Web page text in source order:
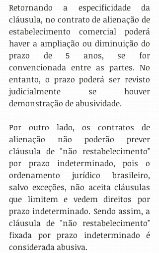
Retornando a especificidade da
cláusula, no contrato de alienação de
estabelecimento comercial poderá
haver a ampliação ou diminuição do
prazo de 5 anos, se for
convencionada entre as partes. No
entanto, o prazo poderá ser revisto
judicialmente se houver
demonstração de abusividade.
Por outro lado, os contratos de
alienação não poderão prever
cláusula de "não restabelecimento"
por prazo indeterminado, pois o
ordenamento jurídico brasileiro,
salvo exceções, não aceita cláusulas
que limitem e vedem direitos por
prazo indeterminado. Sendo assim, a
cláusula de "não restabelecimento"
fixada por prazo indeterminado é
considerada abusiva.